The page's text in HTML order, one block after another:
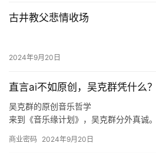
收益更难做好，“我们在进省会城市，以
费者带来什么样的不同呢，这些是我们要
古井教父悲情收场
2024年9月20日
直言ai不如原创，吴克群凭什么？
吴克群的原创音乐哲学
来到《音乐缘计划》，吴克群分外真诚。
是源自于他与原创音乐人之间的惺惺相惜
商业密码 2024年9月20日